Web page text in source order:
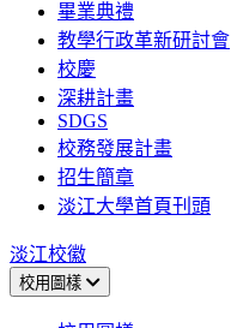
畢業典禮
教學行政革新研討會
校慶
深耕計畫
SDGS
校務發展計畫
招生簡章
淡江大學首頁刊頭
淡江校徽
校用圖樣